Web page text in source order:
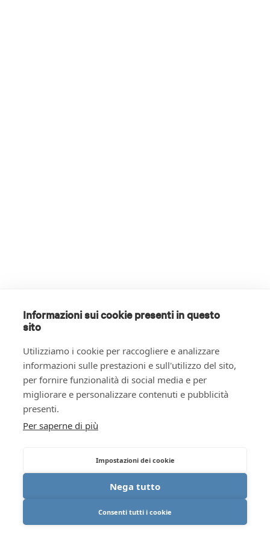
Informazioni sui cookie presenti in questo
sito
Utilizziamo i cookie per raccogliere e analizzare
informazioni sulle prestazioni e sull'utilizzo del sito,
per fornire funzionalità di social media e per
migliorare e personalizzare contenuti e pubblicità
presenti.
Per saperne di più
Impostazioni dei cookie
Nega tutto
Consenti tutti i cookie